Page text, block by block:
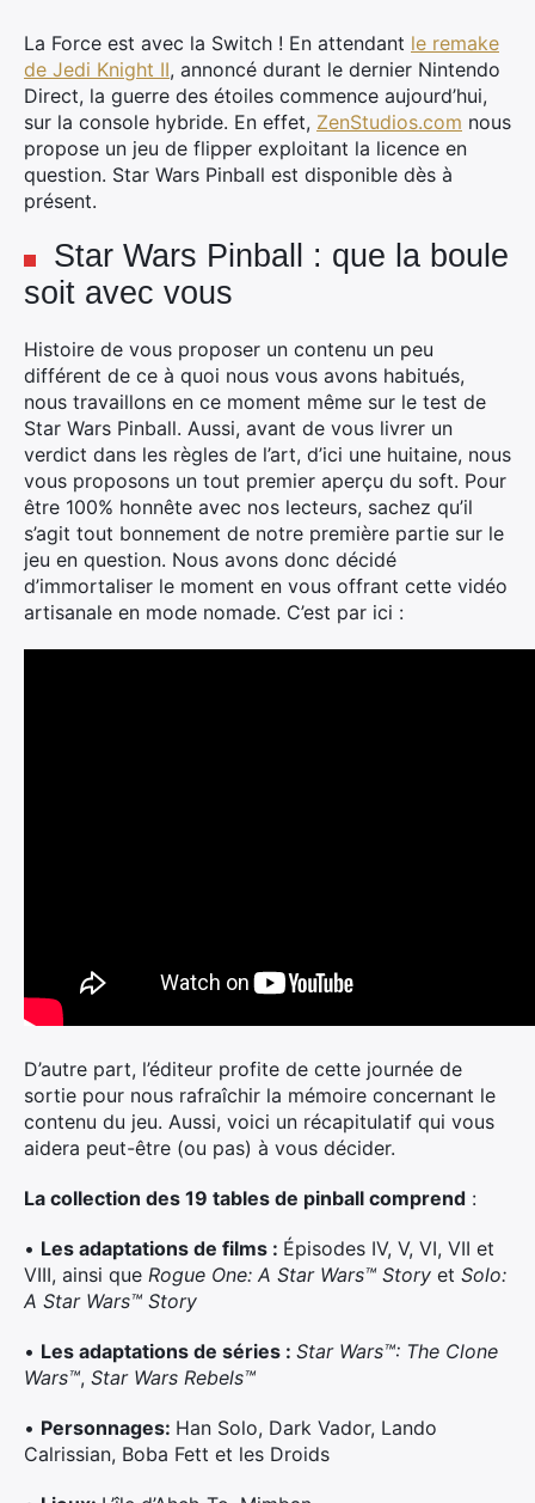
La Force est avec la Switch ! En attendant le remake
de Jedi Knight II, annoncé durant le dernier Nintendo
Direct, la guerre des étoiles commence aujourd’hui,
sur la console hybride. En effet, ZenStudios.com nous
propose un jeu de flipper exploitant la licence en
question. Star Wars Pinball est disponible dès à
présent.
Star Wars Pinball : que la boule
soit avec vous
Histoire de vous proposer un contenu un peu
différent de ce à quoi nous vous avons habitués,
nous travaillons en ce moment même sur le test de
Star Wars Pinball. Aussi, avant de vous livrer un
verdict dans les règles de l’art, d’ici une huitaine, nous
vous proposons un tout premier aperçu du soft. Pour
être 100% honnête avec nos lecteurs, sachez qu’il
s’agit tout bonnement de notre première partie sur le
jeu en question. Nous avons donc décidé
d’immortaliser le moment en vous offrant cette vidéo
artisanale en mode nomade. C’est par ici :
D’autre part, l’éditeur profite de cette journée de
sortie pour nous rafraîchir la mémoire concernant le
contenu du jeu. Aussi, voici un récapitulatif qui vous
aidera peut-être (ou pas) à vous décider.
La collection des 19 tables de pinball comprend :
• Les adaptations de films : Épisodes IV, V, VI, VII et
VIII, ainsi que Rogue One: A Star Wars™ Story et Solo:
A Star Wars™ Story
• Les adaptations de séries : Star Wars™: The Clone
Wars™, Star Wars Rebels™
• Personnages: Han Solo, Dark Vador, Lando
Calrissian, Boba Fett et les Droids